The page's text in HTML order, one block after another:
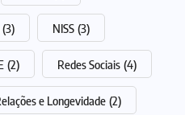
(3) NISS (3)
(2) Redes Sociais (4)
e Longevidade (2)